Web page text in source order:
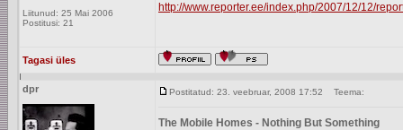
Liitunud: 25 Mai 2006
Postitusi: 21
http://www.reporter.ee/index.php/2007/12/12/
Tagasi üles
dpr Postitatud: 23. veebruar, 2008 17:52 Teema:
The Mobile Homes - Nothing But Something